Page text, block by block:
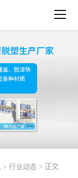
> 行业动态> 正文